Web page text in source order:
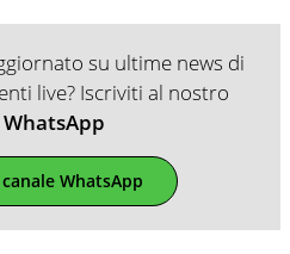
su ultime news di
live? Iscriviti al nostro
WhatsApp
WhatsApp